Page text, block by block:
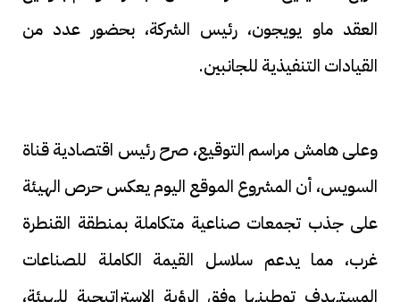
العقد ماو يويجون، رئيس الشركة، بحضور عدد من
القيادات التنفيذية للجانبين.
وعلى هامش مراسم التوقيع، صرح رئيس اقتصادية قناة
السويس، أن المشروع الموقع اليوم يعكس حرص الهيئة
على جذب تجمعات صناعية متكاملة بمنطقة القنطرة
غرب، مما يدعم سلاسل القيمة الكاملة للصناعات
المستهدف توطينها وفق الرؤية الاستراتيجية للهيئة،